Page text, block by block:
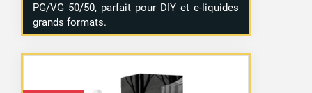
PG/VG 50/50, parfait pour DIY et e-liquides
grands formats.